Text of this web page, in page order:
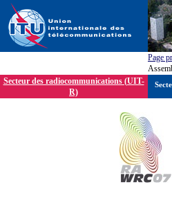
Page
Secteur des radiocommunications (UIT-
R)